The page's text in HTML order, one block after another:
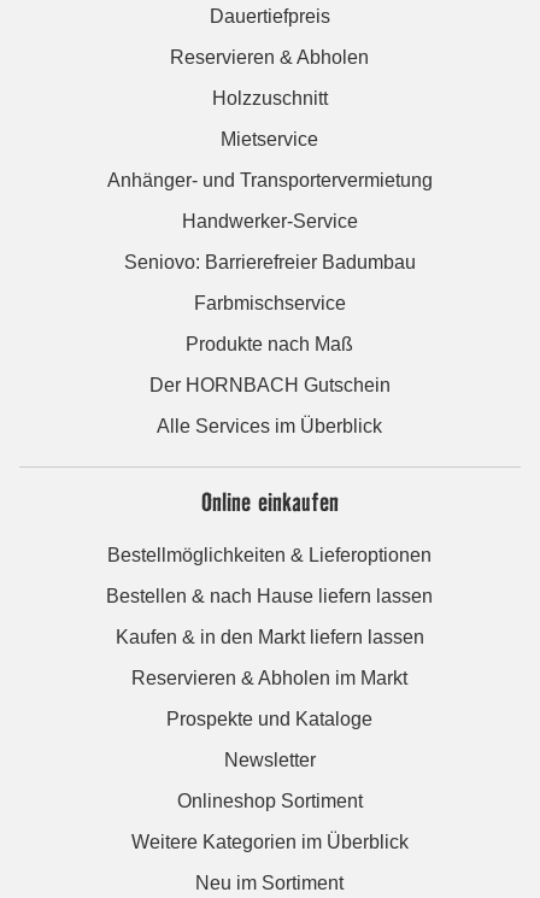
Dauertiefpreis
Reservieren & Abholen
Holzzuschnitt
Mietservice
Anhänger- und Transportervermietung
Handwerker-Service
Seniovo: Barrierefreier Badumbau
Farbmischservice
Produkte nach Maß
Der HORNBACH Gutschein
Alle Services im Überblick
Online einkaufen
Bestellmöglichkeiten & Lieferoptionen
Bestellen & nach Hause liefern lassen
Kaufen & in den Markt liefern lassen
Reservieren & Abholen im Markt
Prospekte und Kataloge
Newsletter
Onlineshop Sortiment
Weitere Kategorien im Überblick
Neu im Sortiment